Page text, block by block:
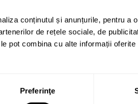
conținutul și anunțurile, pentru a
de rețele sociale, de
pot combina cu alte informații
Preferinţe
103/101T